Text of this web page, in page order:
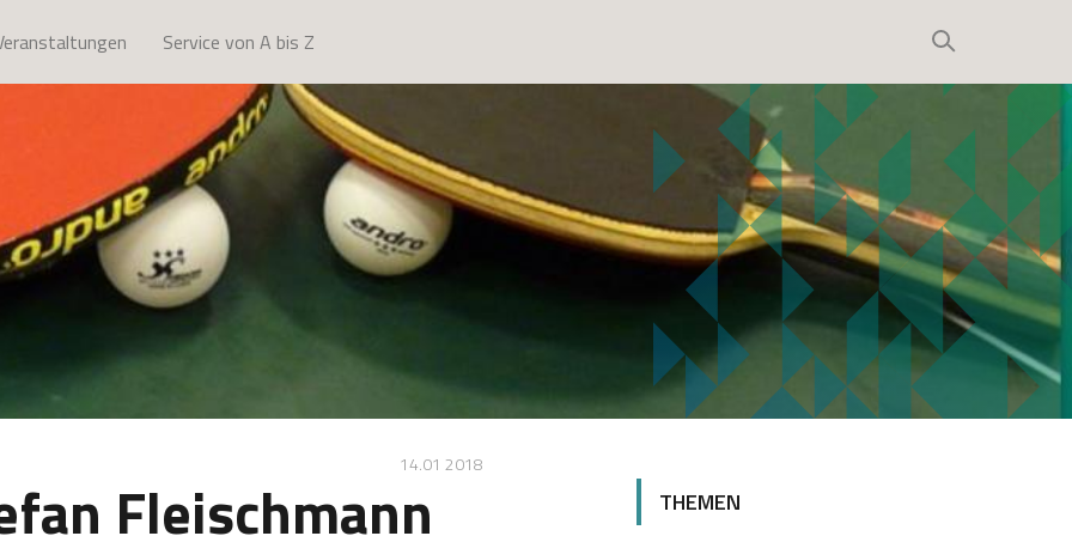
Service von A bis Z
14.01 2018
Fleischmann THEMEN